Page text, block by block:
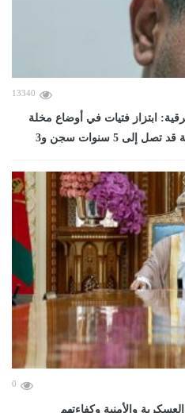
13340
ابتزاز فتيات في أوضاع مخلة
5 سنوات سجن و3
0
والأمنية وكفاءتهم